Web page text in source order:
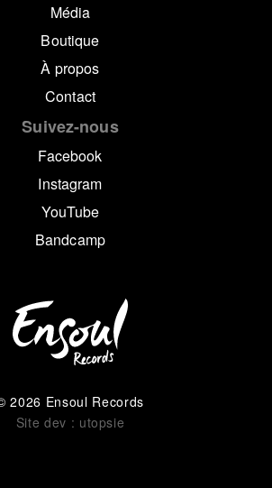
Média
Boutique
À propos
Contact
Suivez-nous
Facebook
Instagram
YouTube
Bandcamp
2026 Ensoul Records
Site dev : utopsie